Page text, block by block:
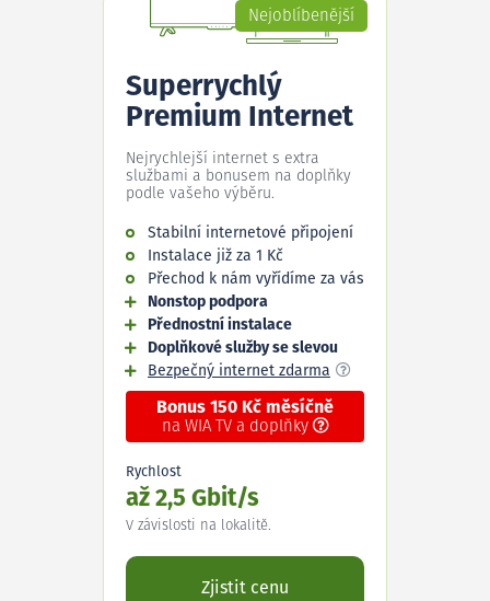
Nejoblíbenější
Superrychlý
Premium Internet
Nejrychlejší internet s extra
službami a bonusem na doplňky
podle vašeho výběru.
Stabilní internetové připojení
Instalace již za 1 Kč
Přechod k nám vyřídíme za vás
Nonstop podpora
Přednostní instalace
Doplňkové služby se slevou
Bezpečný internet zdarma
Bonus 150 Kč měsíčně
na WIA TV a doplňky
Rychlost
až 2,5 Gbit/s
V závislosti na lokalitě.
Zjistit cenu